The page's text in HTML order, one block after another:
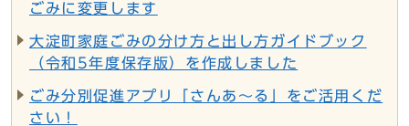
ごみに変更します
大淀町家庭ごみの分け方と出し方ガイドブック
（令和5年度保存版）を作成しました
ごみ分別促進アプリ「さんあ～る」をご活用くだ
さい！